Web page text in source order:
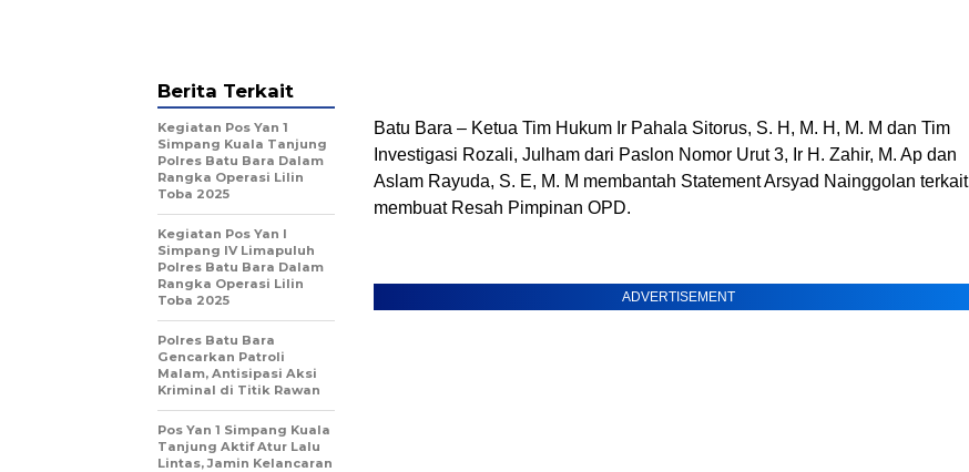
Batu Bara – Ketua Tim Hukum Ir Pahala Sitorus, S. H, M. H, M. M dan Tim
Investigasi Rozali, Julham dari Paslon Nomor Urut 3, Ir H. Zahir, M. Ap dan
Aslam Rayuda, S. E, M. M membantah Statement Arsyad Nainggolan terkait
membuat Resah Pimpinan OPD.
ADVERTISEMENT
Berita Terkait
Kegiatan Pos Yan 1
Simpang Kuala Tanjung
Polres Batu Bara Dalam
Rangka Operasi Lilin
Toba 2025
Kegiatan Pos Yan I
Simpang IV Limapuluh
Polres Batu Bara Dalam
Rangka Operasi Lilin
Toba 2025
Polres Batu Bara
Gencarkan Patroli
Malam, Antisipasi Aksi
Kriminal di Titik Rawan
Pos Yan 1 Simpang Kuala
Tanjung Aktif Atur Lalu
Lintas, Jamin Kelancaran